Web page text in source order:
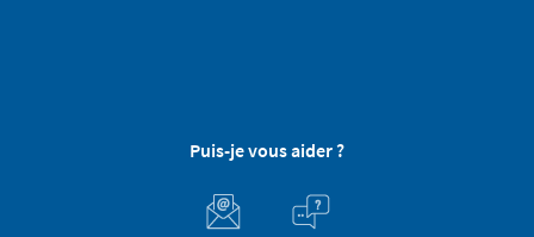
Puis-je vous aider ?